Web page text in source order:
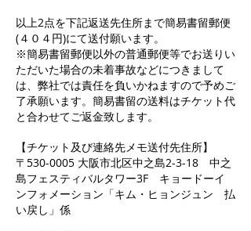
以上2点を下記返送先住所まで簡易書留郵便
(４０４円)にて送付願います。
※簡易書留郵便以外の普通郵便等でお送りい
ただいた場合の未着事故などにつきまして
は、弊社では責任を負いかねますので予めご
了承願います。簡易書留の送料はチケット代
と合わせてご返金致します。
【チケット及び連絡先メモ送付先住所】
〒530-0005 大阪市北区中之島2-3-18 中之
島フェスティバルタワー3F キョードーイ
ンフォメーション「キム・ヒョンジュン 払
い戻し」係